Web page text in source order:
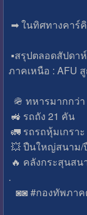
➡ ในทิศทางคาร์
▪สรุปตลอดสัปด
ภาคเหนือ : AFU
🪖 ทหารมากกว่า
🚜 รถถัง 21 คัน
🚛 รถรถหุ้มเกรา
💥 ปืนใหญ่สนาม/
🔥 คลังกระสุนส
.
◙◙ #กองทัพภา